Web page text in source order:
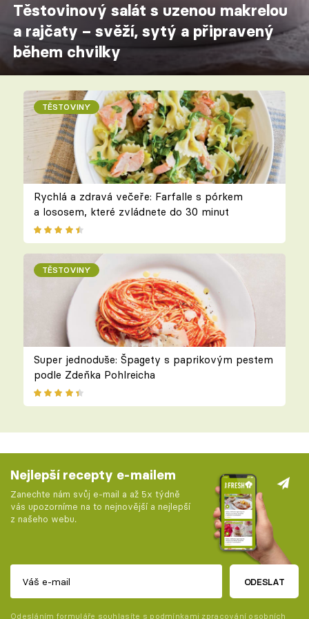
Těstovinový salát s uzenou makrelou
a rajčaty – svěží, sytý a připravený
během chvilky
TĚSTOVINY
Rychlá a zdravá večeře: Farfalle s pórkem
a lososem, které zvládnete do 30 minut
TĚSTOVINY
Super jednoduše: Špagety s paprikovým pestem
podle Zdeňka Pohlreicha
Nejlepší recepty e-mailem
Zanechte nám svůj e-mail a až 5x týdně
vás upozorníme na to nejnovější a nejlepší
z našeho webu.
ODESLAT
Odesláním formuláře souhlasíte s podmínkami zpracování osobních